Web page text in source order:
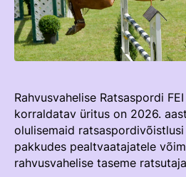
KLUBID
VABATAHTLIKUD
ERA SA
Noortespordi Toetamine
HOBUSTE HEAOLU
Võistlussarjad
Edetabelid
Koolitused
Estonian Dressage Team
Mänedžer Ja Komiteed
EOK Treenerite Register
KOOLITUSED
KONTROLLI EOK TREENERI KUTSET
Rahvusvahelise Ratsaspordi
korraldatav üritus on 2026.
olulisemaid
pakkudes pealtvaatajatele
rahvusvahelise taseme